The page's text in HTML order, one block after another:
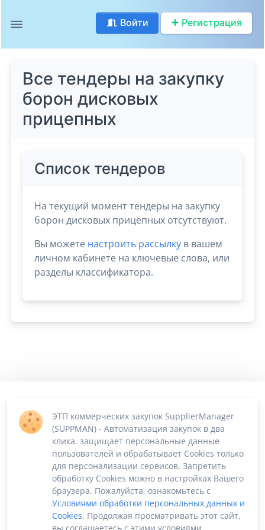
Войти Регистрация
Все тендеры на закупку
борон дисковых
прицепных
Список тендеров
На текущий момент тендеры на закупку
борон дисковых прицепных отсутствуют.
Вы можете настроить рассылку в вашем
личном кабинете на ключевые слова, или
разделы классификатора.
ЭТП коммерческих закупок SupplierManager
(SUPPMAN) - Автоматизация закупок в два
клика. защищает персональные данные
пользователей и обрабатывает Cookies только
для персонализации сервисов. Запретить
обработку Cookies можно в настройках Вашего
браузера. Пожалуйста, ознакомьтесь с
Условиями обработки персональных данных и
Cookies. Продолжая просматривать этот сайт,